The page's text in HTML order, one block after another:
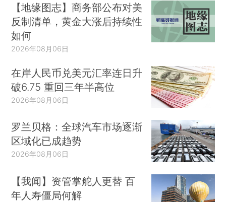
【地缘图志】商务部公布对美
反制清单，黄金大涨后持续性
如何
2026年08月06日
在岸人民币兑美元汇率连日升
破6.75 重回三年半高位
2026年08月06日
罗兰贝格：全球汽车市场逐渐
区域化已成趋势
2026年08月06日
【我闻】资管掌舵人更替 百
年人寿僵局何解